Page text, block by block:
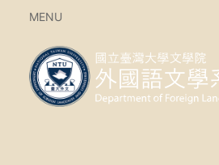
MENU